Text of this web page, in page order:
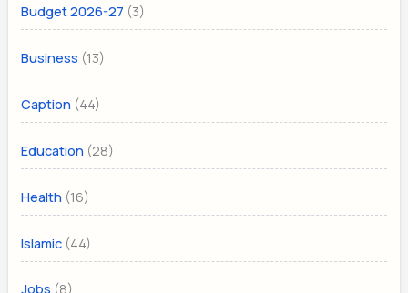
Budget 2026-27 (3)
Business (13)
Caption (44)
Education (28)
Health (16)
Islamic (44)
Jobs (8)